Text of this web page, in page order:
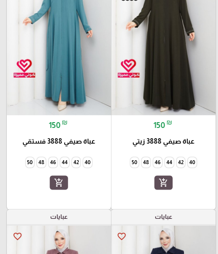
150 ₪
عباة صيفي 3888 زيتي
40
42
44
46
48
50
add_shopping_cart
150 ₪
عباة صيفي 3888 فستقي
40
42
44
46
48
50
add_shopping_cart
عبايات
favorite_border
عبايات
favorite_border